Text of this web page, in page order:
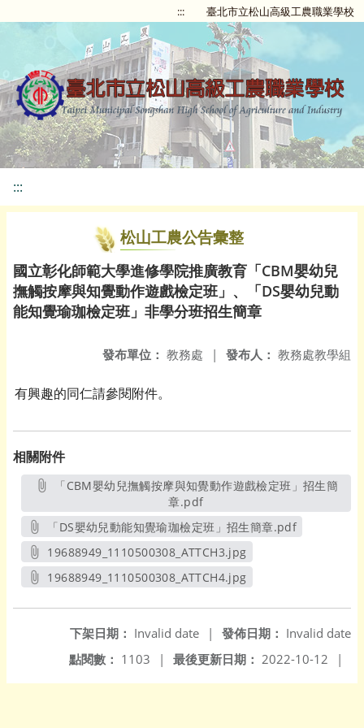
::: 臺北市立松山高級工農職業學校
:::
松山工農公告彙整
國立彰化師範大學進修學院推廣教育「CBM嬰幼兒
撫觸按摩與知覺動作遊戲檢定班」、「DS嬰幼兒動
能知覺瑜珈檢定班」非學分班招生簡章
發布人： 教務處教學組
發布單位： 教務處 |
有興趣的同仁請參閱附件。
相關附件
章.pdf另開新視窗
「DS嬰幼兒動能知覺瑜珈檢定班」招生簡章.pdf
另開新視窗
19688949_1110500308_ATTCH3.jpg
另開新視窗
19688949_1110500308_ATTCH4.jpg
發佈日期： Invalid date
下架日期： Invalid date
|
最後更新日期： 2022-10-12 |
點閱數： 1103 |